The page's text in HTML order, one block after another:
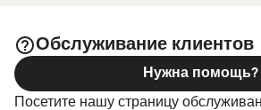
Обслуживание клиентов
Посетите нашу страницу
Нужна помощь?